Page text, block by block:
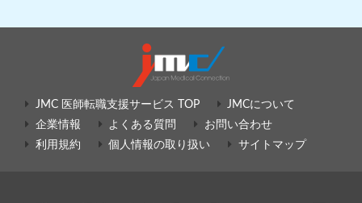
JMC 医師転職支援サービス TOP
JMCについて
企業情報
よくある質問
お問い合わせ
利用規約
個人情報の取り扱い サイトマップ